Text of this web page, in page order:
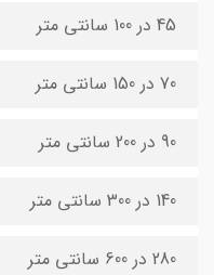
45 در 100 سانتی متر
70 در 150 سانتی متر
90 در 200 سانتی متر
140 در 300 سانتی متر
280 در 600 سانتی متر